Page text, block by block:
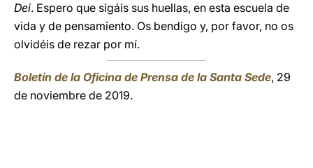
Dei. Espero que sigáis sus huellas, en esta escuela de
vida y de pensamiento. Os bendigo y, por favor, no os
olvidéis de rezar por mí.
Boletín de la Oficina de Prensa de la Santa Sede, 29
de noviembre de 2019.